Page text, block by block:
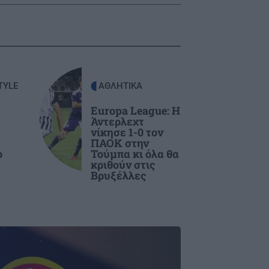
ΑΘΛΗΤΙΚΑ
Europa League: Η
Άντερλεχτ
νίκησε 1-0 τον
ΠΑΟΚ στην
Τούμπα κι όλα θα
κριθούν στις
Βρυξέλλες